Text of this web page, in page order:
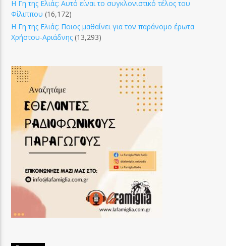
Η Γη της Ελιάς: Αυτό είναι το συγκλονιστικό τέλος του
Φίλιππου (16,172)
Η Γη της Ελιάς: Ποιος μαθαίνει για τον παράνομο έρωτα
Χρήστου-Αριάδνης (13,293)